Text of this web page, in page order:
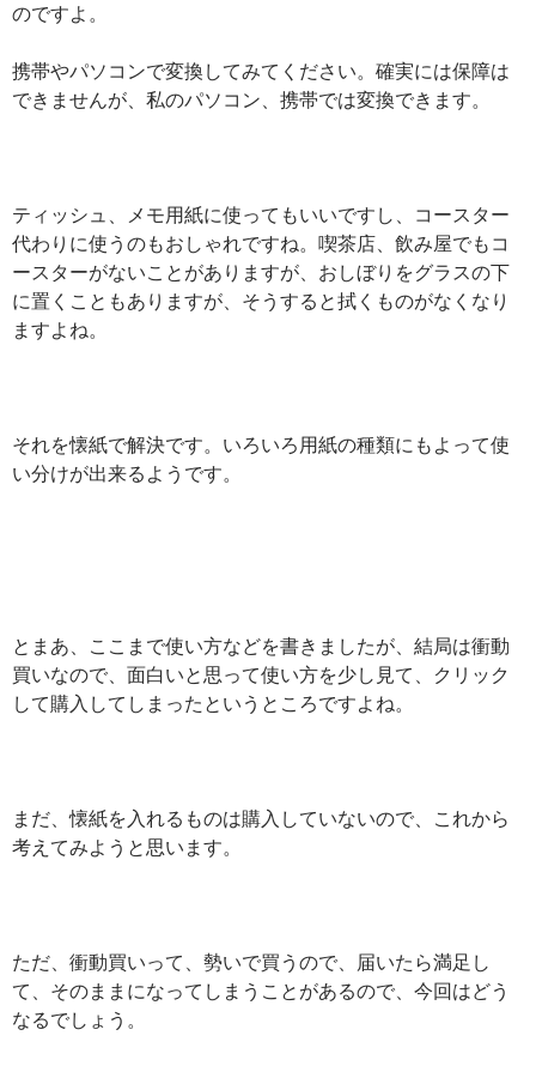
のですよ。
携帯やパソコンで変換してみてください。確実には保障は
できませんが、私のパソコン、携帯では変換できます。
ティッシュ、メモ用紙に使ってもいいですし、コースター
代わりに使うのもおしゃれですね。喫茶店、飲み屋でもコ
ースターがないことがありますが、おしぼりをグラスの下
に置くこともありますが、そうすると拭くものがなくなり
ますよね。
それを懐紙で解決です。いろいろ用紙の種類にもよって使
い分けが出来るようです。
とまあ、ここまで使い方などを書きましたが、結局は衝動
買いなので、面白いと思って使い方を少し見て、クリック
して購入してしまったというところですよね。
まだ、懐紙を入れるものは購入していないので、これから
考えてみようと思います。
ただ、衝動買いって、勢いで買うので、届いたら満足し
て、そのままになってしまうことがあるので、今回はどう
なるでしょう。